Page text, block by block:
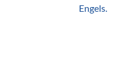
Engels.